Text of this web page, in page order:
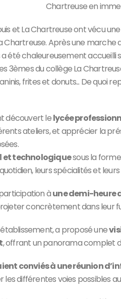
Chartreuse en
et La Chartreuse ont vécu
Chartreuse. Après une marche
a été chaleureusement accueilli
3èmes du collège La
frites et donuts... De quoi
découvert lelycée
ateliers, et apprécier la
et technologiquesous la
leurs spécialités et
àune demi-heure
concrètement dans leur
a proposé une
, offrant un panorama complet
conviés à une réunion
différentes voies possibles